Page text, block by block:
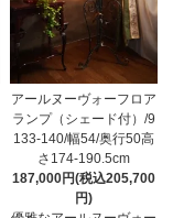
アールヌーヴォーフロア
ランプ（シェード付）/9
133-140/幅54/奥行50高
さ174-190.5cm
187,000円(税込205,700
円)